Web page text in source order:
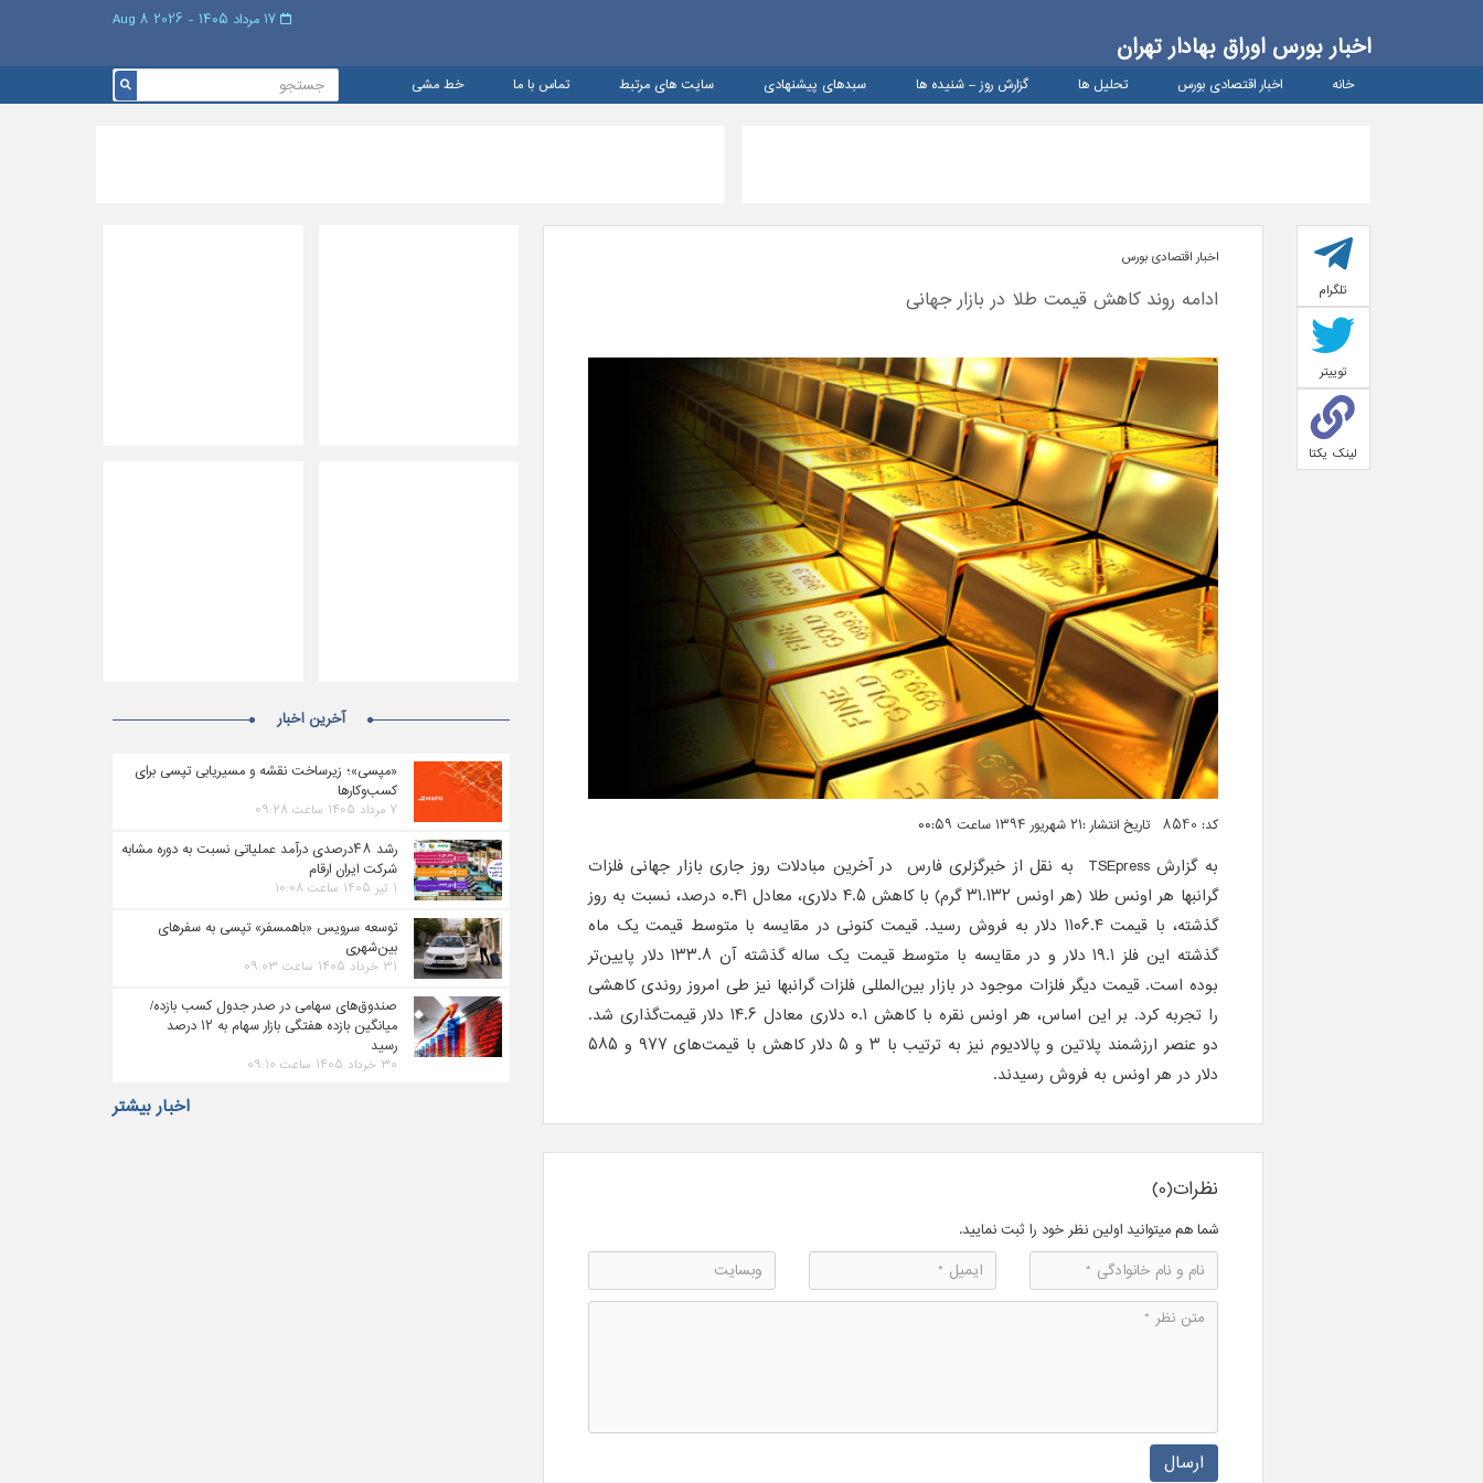
اخبار بورس اوراق بهادار تهران
خانه اخبار اقتصادی بورس تحلیل ها گزارش روز – شنيده ها سبدهای پیشنهادی سایت های مرتبط تماس با ما خط مشی
تلگرام
توییتر
لینک یکتا
اخبار اقتصادی بورس
ادامه روند کاهش قیمت طلا در بازار جهانی
کد: 8540 تاریخ انتشار :۲۱ شهریور ۱۳۹۴ ساعت ۰۰:۵۹
به گزارشTSEpress به نقل از خبرگزلری فارس در آخرین مبادلات روز جاری بازار جهانی فلزات
گرانبها هر اونس طلا (هر اونس ۳۱.۱۳۲ گرم) با کاهش ۴.۵ دلاری، معادل ۰.۴۱ درصد، نسبت به روز
گذشته، با قیمت ۱۱۰۶.۴ دلار به فروش رسید. قیمت کنونی در مقایسه با متوسط قیمت یک ماه
گذشته این فلز ۱۹.۱ دلار و در مقایسه با متوسط قیمت یک ساله گذشته آن ۱۳۳.۸ دلار پایین‌تر
بوده است. قیمت دیگر فلزات موجود در بازار بین‌المللی فلزات گرانبها نیز طی امروز روندی کاهشی
را تجربه کرد. بر این اساس، هر اونس نقره با کاهش ۰.۱ دلاری معادل ۱۴.۶ دلار قیمت‌گذاری شد.
دو عنصر ارزشمند پلاتین و پالادیوم نیز به ترتیب با ۳ و ۵ دلار کاهش با قیمت‌های ۹۷۷ و ۵۸۵
دلار در هر اونس به فروش رسیدند.
نظرات(0)
شما هم میتوانید اولین نظر خود را ثبت نمایید.
ارسال
آخرین اخبار
«مپسی»؛ زیرساخت نقشه و مسیریابی تپسی برای
کسب‌وکارها
۷ مرداد ۱۴۰۵ ساعت ۰۹:۲۸
رشد ۴۸درصدی درآمد عملیاتی نسبت به دوره مشابه
شرکت ایران ارقام
۱ تیر ۱۴۰۵ ساعت ۱۰:۰۸
توسعه سرویس «باهمسفر» تپسی به سفرهای
بین‌شهری
۳۱ خرداد ۱۴۰۵ ساعت ۰۹:۰۳
صندوق‌های سهامی در صدر جدول کسب بازده/
میانگین بازده هفتگی بازار سهام به ۱۲ درصد
رسید
۳۰ خرداد ۱۴۰۵ ساعت ۰۹:۱۰
اخبار بیشتر